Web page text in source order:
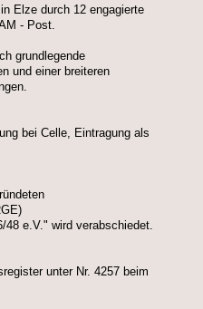
Elze durch 12 engagierte
- Post.
grundlegende
und einer breiteren
bei Celle, Eintragung als
e.V." wird verabschiedet.
unter Nr. 4257 beim